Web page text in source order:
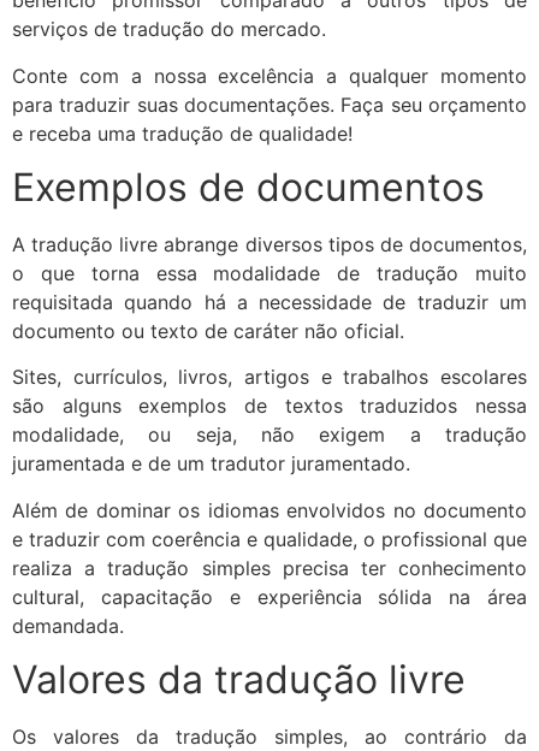
serviços de tradução do mercado.
Conte com a nossa excelência a qualquer momento
para traduzir suas documentações. Faça seu orçamento
e receba uma tradução de qualidade!
Exemplos de documentos
A tradução livre abrange diversos tipos de documentos,
o que torna essa modalidade de tradução muito
requisitada quando há a necessidade de traduzir um
documento ou texto de caráter não oficial.
Sites, currículos, livros, artigos e trabalhos escolares
são alguns exemplos de textos traduzidos nessa
modalidade, ou seja, não exigem a tradução
juramentada e de um tradutor juramentado.
Além de dominar os idiomas envolvidos no documento
e traduzir com coerência e qualidade, o profissional que
realiza a tradução simples precisa ter conhecimento
cultural, capacitação e experiência sólida na área
demandada.
Valores da tradução livre
Os valores da tradução simples, ao contrário da